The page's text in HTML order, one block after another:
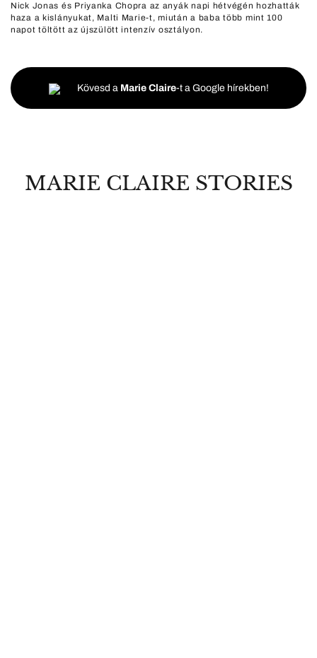
Nick Jonas és Priyanka Chopra az anyák napi hétvégén hozhatták
haza a kislányukat, Malti Marie-t, miután a baba több mint 100
napot töltött az újszülött intenzív osztályon.
Kövesd a Marie Claire-t a Google hírekben!
MARIE CLAIRE STORIES